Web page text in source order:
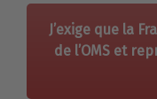
J’exige que la
de l’OMS et